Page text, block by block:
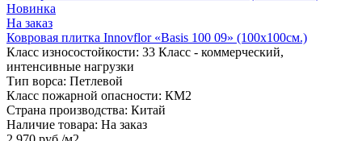
Новинка
На заказ
Ковровая плитка Innovflor «Basis 100 09» (100х100см.)
Класс износостойкости: 33 Класс - коммерческий,
интенсивные нагрузки
Тип ворса: Петлевой
Класс пожарной опасности: КМ2
Страна производства: Китай
Наличие товара: На заказ